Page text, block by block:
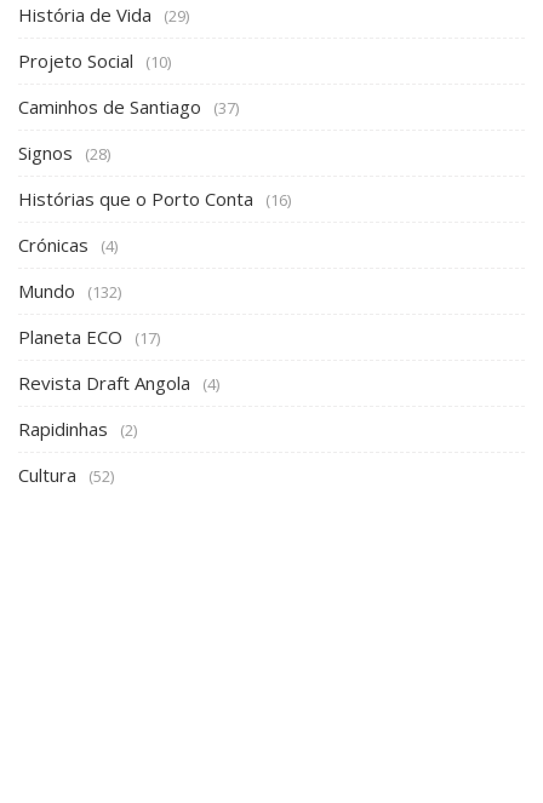
História de Vida (29)
Projeto Social (10)
Caminhos de Santiago (37)
Signos (28)
Histórias que o Porto Conta (16)
Crónicas (4)
Mundo (132)
Planeta ECO (17)
Revista Draft Angola (4)
Rapidinhas (2)
Cultura (52)